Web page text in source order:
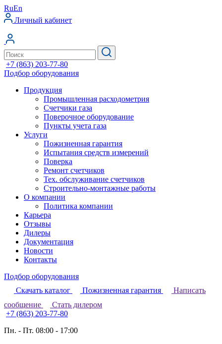
RuEn
Личный кабинет
+7 (863) 203-77-80
Подбор оборудования
Продукция
Промышленная расходометрия
Счетчики газа
Поверочное оборудование
Пункты учета газа
Услуги
Пожизненная гарантия
Испытания средств измерений
Поверка
Ремонт счетчиков
Тех. обслуживание счетчиков
Строительно-монтажные работы
О компании
Политика компании
Карьера
Отзывы
Дилеры
Документация
Новости
Контакты
Подбор оборудования
Скачать каталог
Пожизненная гарантия
Написать
сообщение
Стать дилером
+7 (863) 203-77-80
Пн. - Пт. 08:00 - 17:00